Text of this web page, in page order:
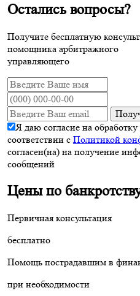
Остались вопросы?
Получите бесплатную
помощника арбитражного
управляющего
Я даю согласие на
соответствии с Политикой
согласен(на) на получение
сообщений
Цены по
Первичная консультация
бесплатно
Помощь пострадавшим в
при необходимости